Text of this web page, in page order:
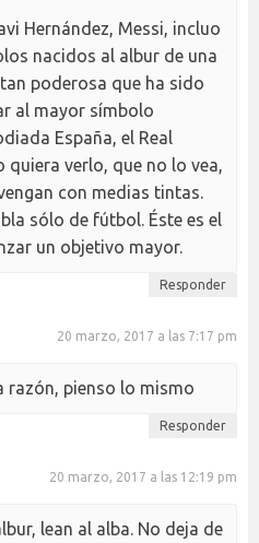
Hernández, Messi, incluo
nacidos al albur de una
poderosa que ha sido
al mayor símbolo
España, el Real
quiera verlo, que no lo vea,
con medias tintas.
sólo de fútbol. Éste es el
un objetivo mayor.
Responder
20 marzo, 2017 a las 7:17 pm
razón, pienso lo mismo
Responder
20 marzo, 2017 a las 12:19 pm
lean al alba. No deja de